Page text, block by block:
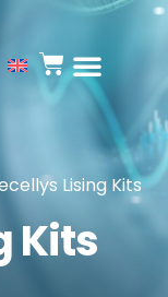
Lising Kits
Kits